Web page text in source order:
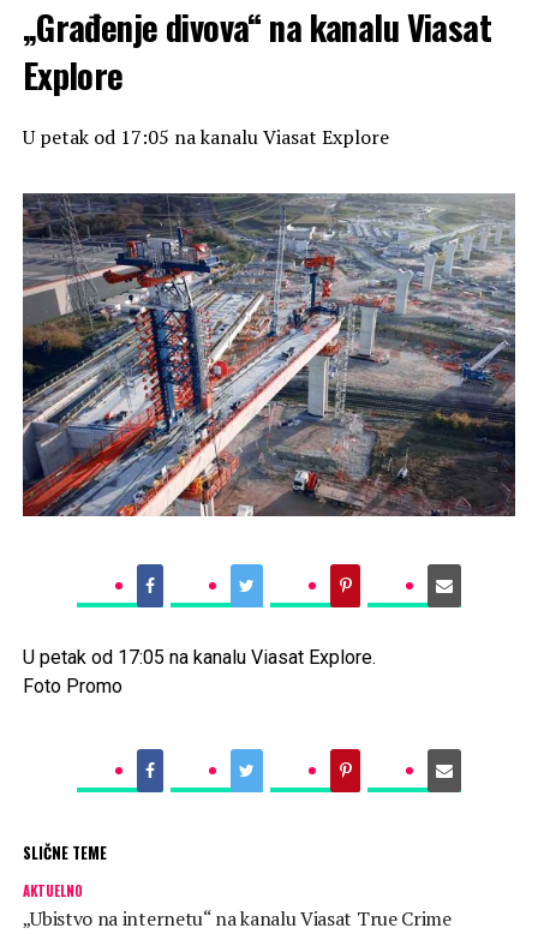
„Građenje divova“ na kanalu Viasat
Explore
U petak od 17:05 na kanalu Viasat Explore
U petak od 17:05 na kanalu Viasat Explore.
Foto Promo
SLIČNE TEME
AKTUELNO
„Ubistvo na internetu“ na kanalu Viasat True Crime